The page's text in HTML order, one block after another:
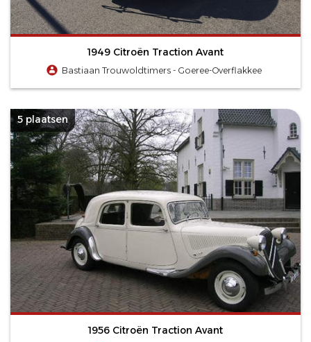
1949 Citroën Traction Avant
Bastiaan Trouwoldtimers - Goeree-Overflakkee
5 plaatsen
1956 Citroën Traction Avant